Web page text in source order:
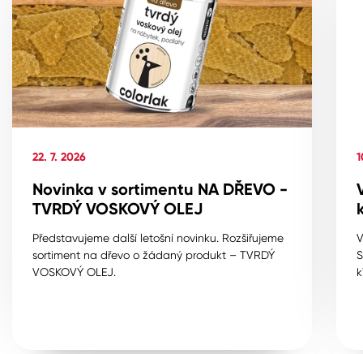
22. 7. 2026
Novinka v sortimentu NA DŘEVO -
TVRDÝ VOSKOVÝ OLEJ
Představujeme další letošní novinku. Rozšiřujeme
sortiment na dřevo o žádaný produkt – TVRDÝ
VOSKOVÝ OLEJ.